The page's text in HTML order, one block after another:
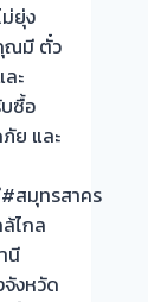
ยุ่ง
ณมี ตั๋ว
ะ
ซื้อ
ย และ
สมุทรสาคร
ไกล
นี
งหวัด